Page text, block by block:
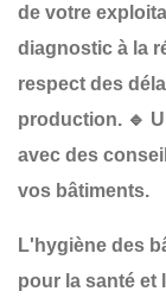
de votre
diagnostic à la
respect des
production. 🔹
avec des
vos bâtiments.
L' hygiène des
pour la santé et